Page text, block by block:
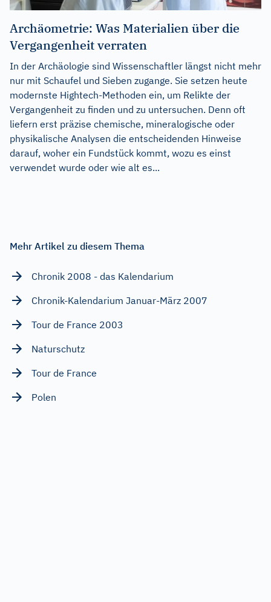
Archäometrie: Was Materialien über die
Vergangenheit verraten
In der Archäologie sind Wissenschaftler längst nicht mehr
nur mit Schaufel und Sieben zugange. Sie setzen heute
modernste Hightech-Methoden ein, um Relikte der
Vergangenheit zu finden und zu untersuchen. Denn oft
liefern erst präzise chemische, mineralogische oder
physikalische Analysen die entscheidenden Hinweise
darauf, woher ein Fundstück kommt, wozu es einst
verwendet wurde oder wie alt es...
Mehr Artikel zu diesem Thema
Chronik 2008 - das Kalendarium
Chronik-Kalendarium Januar-März 2007
Tour de France 2003
Naturschutz
Tour de France
Polen